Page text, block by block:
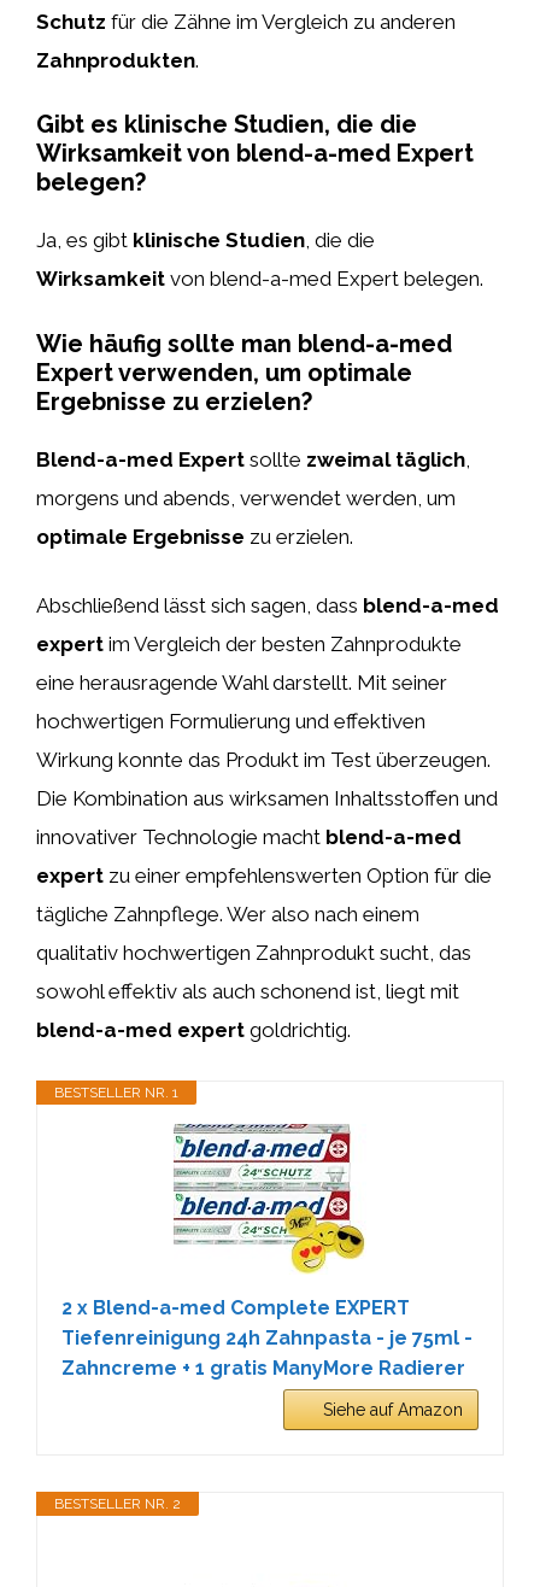
Schutz für die Zähne im Vergleich zu anderen
Zahnprodukten.
Gibt es klinische Studien, die die
Wirksamkeit von blend-a-med Expert
belegen?
Ja, es gibt klinische Studien, die die
Wirksamkeit von blend-a-med Expert belegen.
Wie häufig sollte man blend-a-med
Expert verwenden, um optimale
Ergebnisse zu erzielen?
Blend-a-med Expert sollte zweimal täglich
morgens und abends, verwendet werden, um
optimale Ergebnisse zu erzielen.
Abschließend lässt sich sagen, dass blend-a-med
expert im Vergleich der besten Zahnprodukte
eine herausragende Wahl darstellt. Mit seiner
hochwertigen Formulierung und effektiven
Wirkung konnte das Produkt im Test überzeugen.
Die Kombination aus wirksamen Inhaltsstoffen und
innovativer Technologie macht blend-a-med
expert zu einer empfehlenswerten Option für die
tägliche Zahnpflege. Wer also nach einem
qualitativ hochwertigen Zahnprodukt sucht, das
sowohl effektiv als auch schonend ist, liegt mit
blend-a-med expert goldrichtig.
BESTSELLER NR. 1
2 x Blend-a-med Complete EXPERT
Tiefenreinigung 24h Zahnpasta - je 75ml -
Zahncreme + 1 gratis ManyMore Radierer
Siehe auf Amazon
BESTSELLER NR. 2